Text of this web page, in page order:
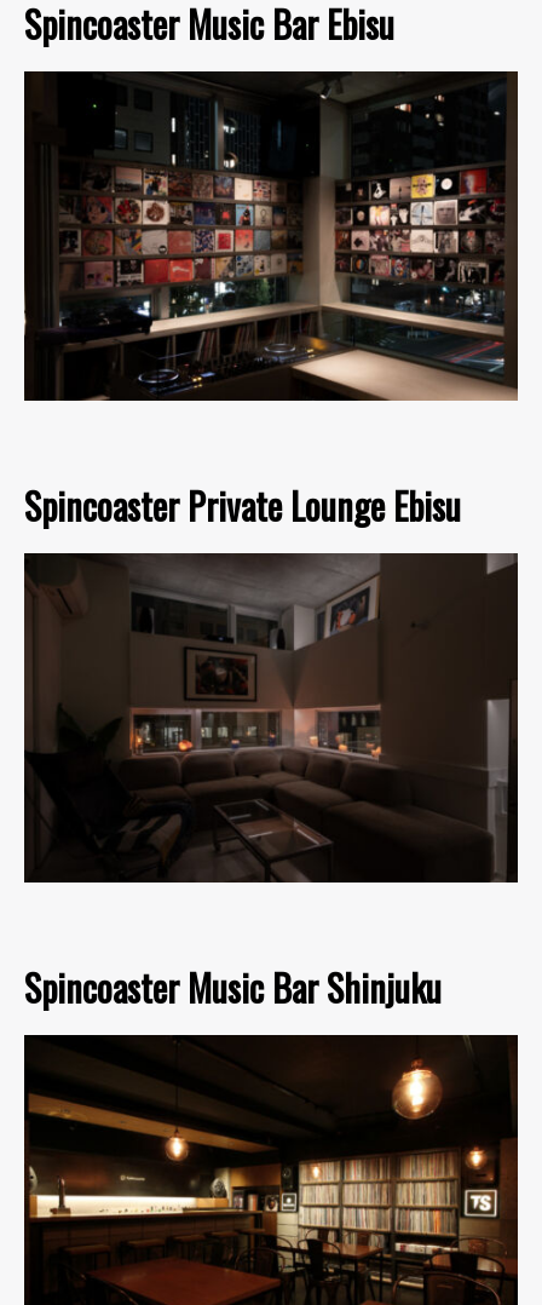
Spincoaster Music Bar Ebisu
Spincoaster Private Lounge Ebisu
Spincoaster Music Bar Shinjuku